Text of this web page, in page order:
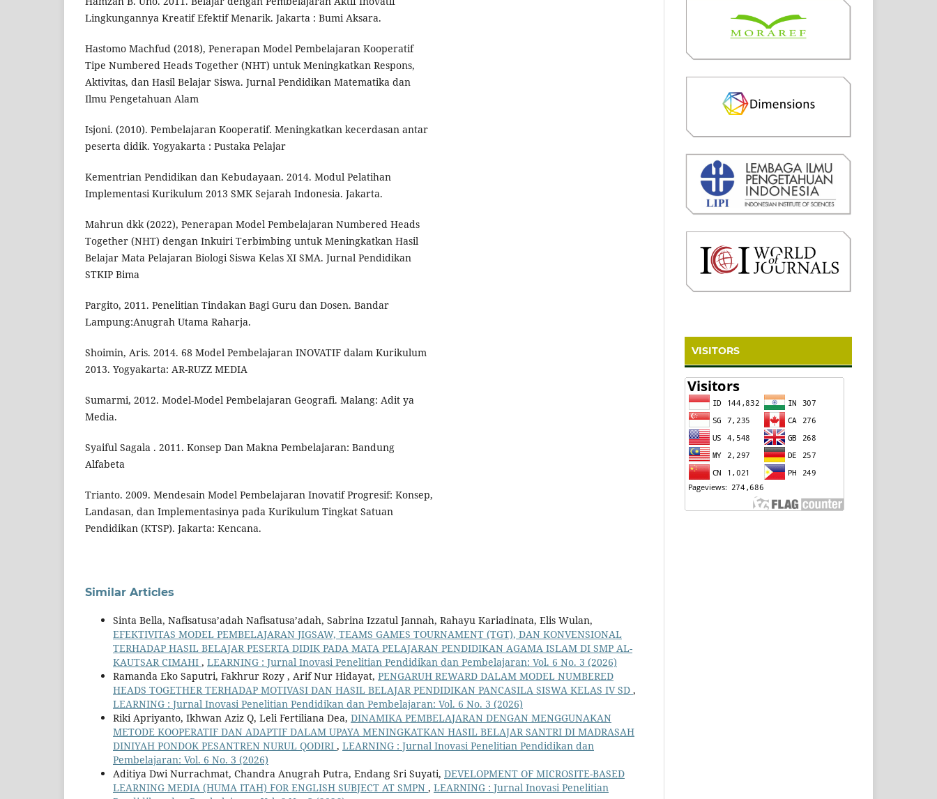
Lingkungannya Kreatif Efektif Menarik. Jakarta : Bumi Aksara.
Hastomo Machfud (2018), Penerapan Model Pembelajaran Kooperatif
Tipe Numbered Heads Together (NHT) untuk Meningkatkan Respons,
Aktivitas, dan Hasil Belajar Siswa. Jurnal Pendidikan Matematika dan
Ilmu Pengetahuan Alam
Isjoni. (2010). Pembelajaran Kooperatif. Meningkatkan kecerdasan antar
peserta didik. Yogyakarta : Pustaka Pelajar
Kementrian Pendidikan dan Kebudayaan. 2014. Modul Pelatihan
Implementasi Kurikulum 2013 SMK Sejarah Indonesia. Jakarta.
Mahrun dkk (2022), Penerapan Model Pembelajaran Numbered Heads
Together (NHT) dengan Inkuiri Terbimbing untuk Meningkatkan Hasil
Belajar Mata Pelajaran Biologi Siswa Kelas XI SMA. Jurnal Pendidikan
STKIP Bima
Pargito, 2011. Penelitian Tindakan Bagi Guru dan Dosen. Bandar
Lampung:Anugrah Utama Raharja.
Shoimin, Aris. 2014. 68 Model Pembelajaran INOVATIF dalam Kurikulum
2013. Yogyakarta: AR-RUZZ MEDIA
Sumarmi, 2012. Model-Model Pembelajaran Geografi. Malang: Adit ya
Media.
Syaiful Sagala . 2011. Konsep Dan Makna Pembelajaran: Bandung
Alfabeta
Trianto. 2009. Mendesain Model Pembelajaran Inovatif Progresif: Konsep,
Landasan, dan Implementasinya pada Kurikulum Tingkat Satuan
Pendidikan (KTSP). Jakarta: Kencana.
Similar Articles
Sinta Bella, Nafisatusa’adah Nafisatusa’adah, Sabrina Izzatul Jannah, Rahayu Kariadinata, Elis Wulan,
EFEKTIVITAS MODEL PEMBELAJARAN JIGSAW, TEAMS GAMES TOURNAMENT (TGT), DAN KONVENSIONAL
TERHADAP HASIL BELAJAR PESERTA DIDIK PADA MATA PELAJARAN PENDIDIKAN AGAMA ISLAM DI SMP AL-
KAUTSAR CIMAHI , LEARNING : Jurnal Inovasi Penelitian Pendidikan dan Pembelajaran: Vol. 6 No. 3 (2026)
Ramanda Eko Saputri, Fakhrur Rozy , Arif Nur Hidayat, PENGARUH REWARD DALAM MODEL NUMBERED
HEADS TOGETHER TERHADAP MOTIVASI DAN HASIL BELAJAR PENDIDIKAN PANCASILA SISWA KELAS IV SD ,
LEARNING : Jurnal Inovasi Penelitian Pendidikan dan Pembelajaran: Vol. 6 No. 3 (2026)
Riki Apriyanto, Ikhwan Aziz Q, Leli Fertiliana Dea, DINAMIKA PEMBELAJARAN DENGAN MENGGUNAKAN
METODE KOOPERATIF DAN ADAPTIF DALAM UPAYA MENINGKATKAN HASIL BELAJAR SANTRI DI MADRASAH
DINIYAH PONDOK PESANTREN NURUL QODIRI , LEARNING : Jurnal Inovasi Penelitian Pendidikan dan
Pembelajaran: Vol. 6 No. 3 (2026)
Aditiya Dwi Nurrachmat, Chandra Anugrah Putra, Endang Sri Suyati, DEVELOPMENT OF MICROSITE-BASED
LEARNING MEDIA (HUMA ITAH) FOR ENGLISH SUBJECT AT SMPN , LEARNING : Jurnal Inovasi Penelitian
VISITORS